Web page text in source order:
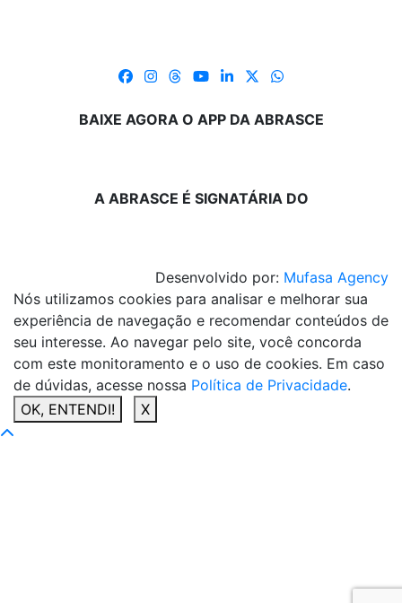
BAIXE AGORA O APP DA ABRASCE
A ABRASCE É SIGNATÁRIA DO
Desenvolvido por: Mufasa Agency
Nós utilizamos cookies para analisar e melhorar sua
experiência de navegação e recomendar conteúdos de
seu interesse. Ao navegar pelo site, você concorda
com este monitoramento e o uso de cookies. Em caso
de dúvidas, acesse nossa Política de Privacidade.
OK, ENTENDI!
X